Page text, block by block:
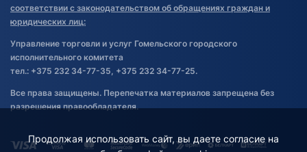
соответствии с законодательством об обращениях граждан и
юридических лиц:
Управление торговли и услуг Гомельского городского
исполнительного комитета
тел.: +375 232 34-77-35, +375 232 34-77-25.
Все права защищены. Перепечатка материалов запрещена без
разрешения правообладателя.
Продолжая использовать сайт, вы даете согласие на